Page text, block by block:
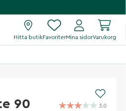
Hitta butikFavoriterMina sidorVarukorg
90
3.0